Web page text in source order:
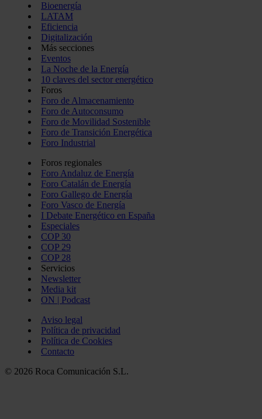
Bioenergía
LATAM
Eficiencia
Digitalización
Más secciones
Eventos
La Noche de la Energía
10 claves del sector energético
Foros
Foro de Almacenamiento
Foro de Autoconsumo
Foro de Movilidad Sostenible
Foro de Transición Energética
Foro Industrial
Foros regionales
Foro Andaluz de Energía
Foro Catalán de Energía
Foro Gallego de Energía
Foro Vasco de Energía
I Debate Energético en España
Especiales
COP 30
COP 29
COP 28
Servicios
Newsletter
Media kit
ON | Podcast
Aviso legal
Política de privacidad
Política de Cookies
Contacto
© 2026 Roca Comunicación S.L.